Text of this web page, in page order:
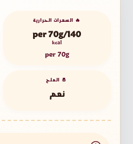
🔥 السعرات الحرارية
140/per 70g
kcal
per 70g
🧂 الملح
نعم